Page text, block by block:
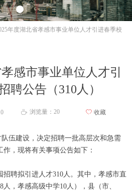
感市事业单位人才引
聘公告（310人）
年度湖北省孝感市事业单位人才引进春季校
伍建设，决定招聘一批高层次和急需
，现将有关事项公告如下：
聘拟引进人才310人。其中，孝感市直
，孝感高级中学10人），县（市、
ꄘ 浏览量： 20 ꄀ 收藏